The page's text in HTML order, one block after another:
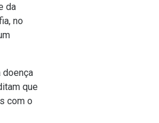
da
no
que
com o